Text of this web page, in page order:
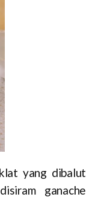
yang dibalut
ganache